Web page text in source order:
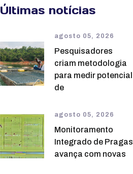
Últimas notícias
agosto 05, 2026
Pesquisadores
criam metodologia
para medir potencial
de
agosto 05, 2026
Monitoramento
Integrado de Pragas
avança com novas